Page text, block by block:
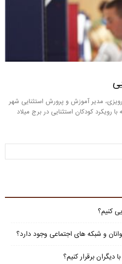
مدیر آموزش و پرورش استثنایی شهر
کودکان استثنایی در برج میلاد
کنیم؟
و شبکه های اجتماعی وجود دارد؟
دیگران برقرار کنیم؟